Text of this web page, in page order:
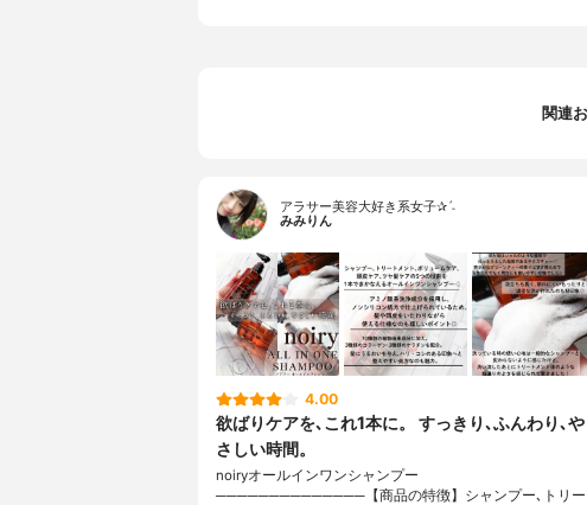
関連
アラサー美容大好き系女子✰ˊ˗
みみりん
4.00
欲ばりケアを､これ1本に。 すっきり､ふんわり､や
さしい時間。
noiryオールインワンシャンプー
──────────────【商品の特徴】シャンプー､トリー